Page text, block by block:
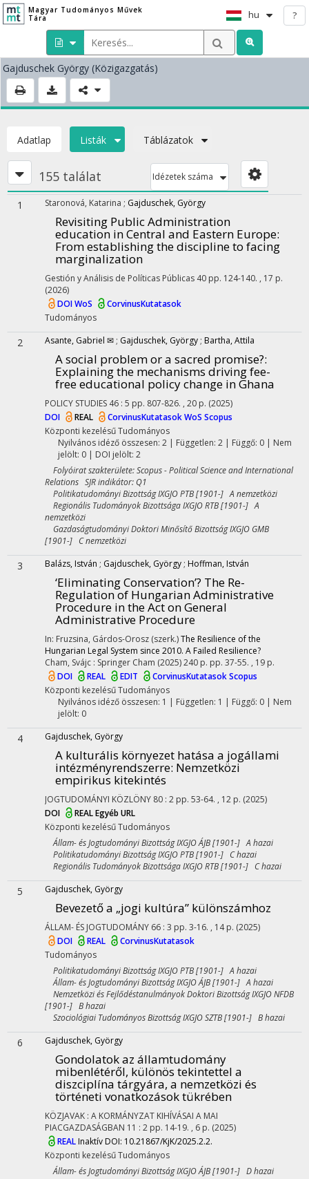
Magyar Tudományos Művek
Tára
hu ?
Gajduschek György (Közigazgatás)
Adatlap Listák Táblázatok
155 találat Idézetek száma
1 Staronová, Katarina ; Gajduschek, György
Revisiting Public Administration
education in Central and Eastern Europe:
From establishing the discipline to facing
marginalization
Gestión y Análisis de Políticas Públicas 40 pp. 124-140. , 17 p.
(2026)
DOIWoS
CorvinusKutatasok
Tudományos
2 Asante, Gabriel ✉ ; Gajduschek, György ; Bartha, Attila
A social problem or a sacred promise?:
Explaining the mechanisms driving fee-
free educational policy change in Ghana
POLICY STUDIES 46 : 5 pp. 807-826. , 20 p. (2025)
DOI
REAL CorvinusKutatasokWoS Scopus
Központi kezelésűTudományos
Nyilvános idéző összesen: 2| Független: 2 | Függő: 0 | Nem
jelölt: 0 | DOI jelölt: 2
Folyóirat szakterülete: Scopus - Political Science and International
Relations SJR indikátor: Q1
Politikatudományi Bizottság IXGJO PTB [1901-] A nemzetközi
Regionális Tudományok Bizottsága IXGJO RTB [1901-] A
nemzetközi
Gazdaságtudományi Doktori Minősítő Bizottság IXGJO GMB
[1901-] C nemzetközi
3 Balázs, István ; Gajduschek, György ; Hoffman, István
‘Eliminating Conservation’? The Re-
Regulation of Hungarian Administrative
Procedure in the Act on General
Administrative Procedure
In: Fruzsina, Gárdos-Orosz (szerk.)The Resilience of the
Hungarian Legal System since 2010. A Failed Resilience?
Cham, Svájc : Springer Cham (2025)240 p. pp. 37-55. , 19 p.
DOI
REAL EDIT CorvinusKutatasokScopus
Központi kezelésűTudományos
Nyilvános idéző összesen: 1 | Független: 1 | Függő: 0 | Nem
jelölt: 0
4 Gajduschek, György
A kulturális környezet hatása a jogállami
intézményrendszerre: Nemzetközi
empirikus kitekintés
JOGTUDOMÁNYI KÖZLÖNY 80 : 2 pp. 53-64. , 12 p. (2025)
DOI
REALEgyéb URL
Központi kezelésűTudományos
Állam- és Jogtudományi Bizottság IXGJO ÁJB [1901-] A hazai
Politikatudományi Bizottság IXGJO PTB [1901-] C hazai
Regionális Tudományok Bizottsága IXGJO RTB [1901-] C hazai
5 Gajduschek, György
Bevezető a „jogi kultúra” különszámhoz
ÁLLAM- ÉS JOGTUDOMÁNY 66 : 3 pp. 3-16. , 14 p. (2025)
DOI
REAL
CorvinusKutatasok
Tudományos
Politikatudományi Bizottság IXGJO PTB [1901-] A hazai
Állam- és Jogtudományi Bizottság IXGJO ÁJB [1901-] A hazai
Nemzetközi és Fejlődéstanulmányok Doktori Bizottság IXGJO NFDB
[1901-] B hazai
Szociológiai Tudományos Bizottság IXGJO SZTB [1901-] B hazai
6 Gajduschek, György
Gondolatok az államtudomány
mibenlétéről, különös tekintettel a
diszciplína tárgyára, a nemzetközi és
történeti vonatkozások tükrében
KÖZJAVAK : A KORMÁNYZAT KIHÍVÁSAI A MAI
PIACGAZDASÁGBAN 11 : 2 pp. 14-19. , 6 p. (2025)
REAL Inaktív DOI: 10.21867/KjK/2025.2.2.
Központi kezelésűTudományos
Állam- és Jogtudományi Bizottság IXGJO ÁJB [1901-] D hazai